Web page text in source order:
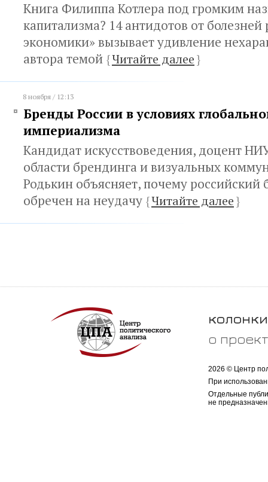
Книга Филиппа Котлера под громким
капитализма? 14 антидотов от
экономики» вызывает удивление
автора темой {Читайте далее}
8 ноября / 12:13
Бренды России в условиях
империализма
Кандидат искусствоведения, доцент
области брендинга и визуальных
Родькин объясняет, почему российский
обречен на неудачу {Читайте далее}
колонки
о
2026 © Центр
При
Отдельные
не